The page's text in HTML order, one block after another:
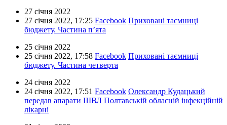
27 січня 2022
27 січня 2022, 17:25 Facebook Приховані таємниці
бюджету. Частина п’ята
25 січня 2022
25 січня 2022, 17:58 Facebook Приховані таємниці
бюджету. Частина четверта
24 січня 2022
24 січня 2022, 17:51 Facebook Олександр Кудацький
передав апарати ШВЛ Полтавській обласній інфекційній
лікарні